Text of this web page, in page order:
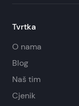
Tvrtka
O nama
Blog
Naš tim
Cjenik